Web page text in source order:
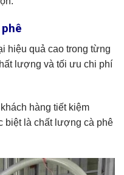
hiệu quả cao trong từng
lượng và tối ưu chi phí
hàng tiết kiệm
biệt là chất lượng cà phê